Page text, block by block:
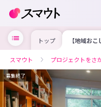
トップ 【地域おこ
隊】コミュ
運営しなが
に働く仲間
します！
スマウト プロジェクトをさ
募集終了